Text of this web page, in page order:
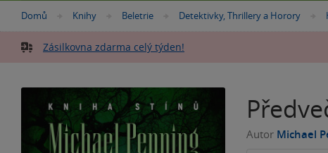
Nacházíte
zde:
Domů »
Knihy »
Beletrie »
Detektivky, Thrillery a Horory »
Zásilkovna zdarma celý týden!
Autor Michael